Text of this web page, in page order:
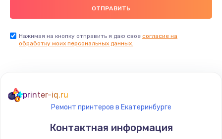
Нажимая на кнопку отправить я даю свое согласие на
обработку моих персональных данных.
printer-iq.ru
Ремонт принтеров в Екатеринбурге
Контактная информация